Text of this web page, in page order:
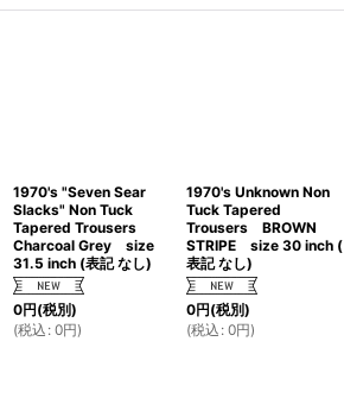
1970's "Seven Sear
Slacks" Non Tuck
Tapered Trousers
Charcoal Grey size
31.5 inch (表記 なし)
0円(税別)
(税込 : 0円)
1970's Unknown Non
Tuck Tapered
Trousers BROWN
STRIPE size 30 inch (
表記 なし)
0円(税別)
(税込 : 0円)